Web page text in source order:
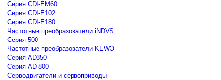
Серия CDI-EM60
Серия CDI-E102
Серия CDI-E180
Частотные преобразователи iNDVS
Серия 500
Частотные преобразователи KEWO
Серия AD350
Серия AD-800
Серводвигатели и сервоприводы